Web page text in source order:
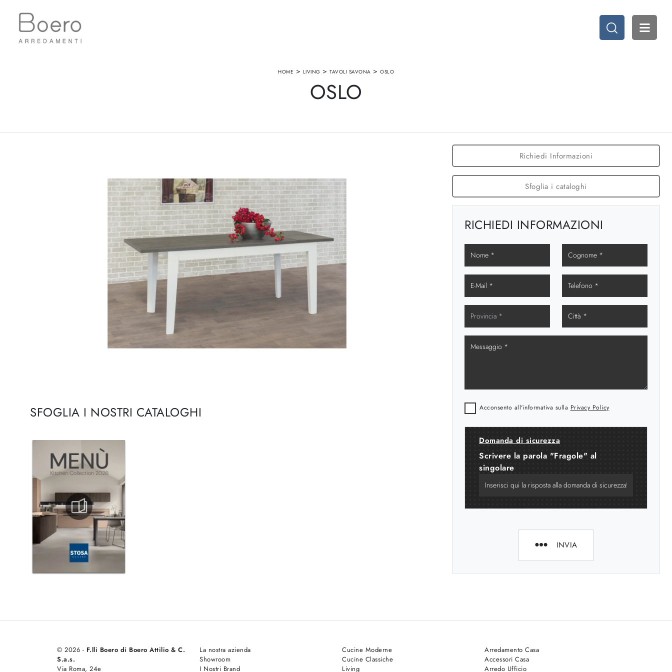
HOME > LIVING > TAVOLI SAVONA > OSLO
OSLO
SFOGLIA I NOSTRI CATALOGHI
Richiedi Informazioni
Sfoglia i cataloghi
RICHIEDI INFORMAZIONI
Acconsento all'informativa sulla Privacy Policy
Domanda di sicurezza
Scrivere la parola "Fragole" al
singolare
INVIA
© 2026 - F.lli Boero di Boero Attilio & C.
S.a.s.
Via Roma, 24e
La nostra azienda
Showroom
I Nostri Brand
Cucine Moderne
Cucine Classiche
Living
Arredamento Casa
Accessori Casa
Arredo Ufficio